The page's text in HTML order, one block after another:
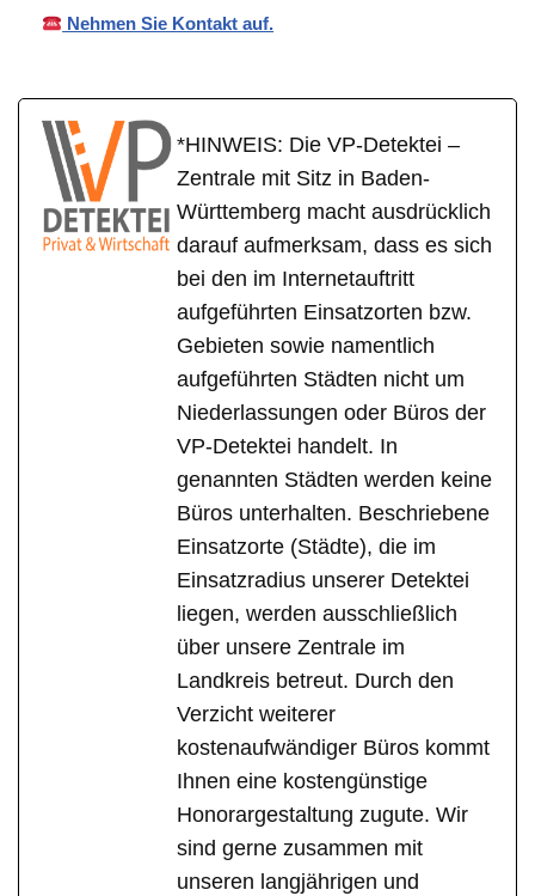
Nehmen Sie Kontakt auf.
*HINWEIS: Die VP-Detektei –
Zentrale mit Sitz in Baden-
Württemberg macht ausdrücklich
darauf aufmerksam, dass es sich
bei den im Internetauftritt
aufgeführten Einsatzorten bzw.
Gebieten sowie namentlich
aufgeführten Städten nicht um
Niederlassungen oder Büros der
VP-Detektei handelt. In
genannten Städten werden keine
Büros unterhalten. Beschriebene
Einsatzorte (Städte), die im
Einsatzradius unserer Detektei
liegen, werden ausschließlich
über unsere Zentrale im
Landkreis betreut. Durch den
Verzicht weiterer
kostenaufwändiger Büros kommt
Ihnen eine kostengünstige
Honorargestaltung zugute. Wir
sind gerne zusammen mit
unseren langjährigen und